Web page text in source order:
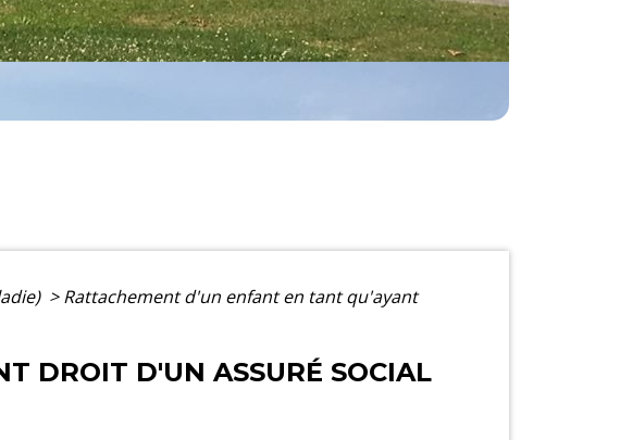
> Rattachement d'un enfant en tant qu'ayant
DROIT D'UN ASSURÉ SOCIAL